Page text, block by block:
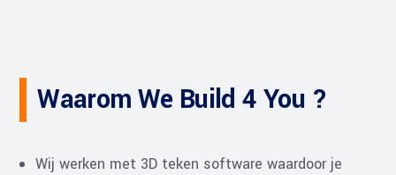
Waarom We Build 4 You ?
Wij werken met 3D teken software waardoor je